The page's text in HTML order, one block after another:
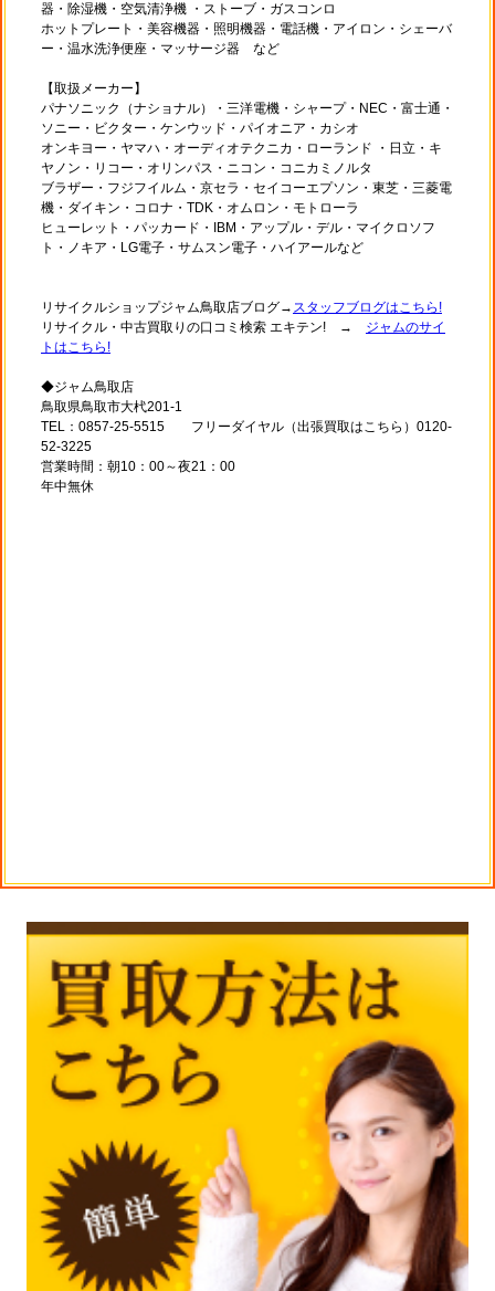
器・除湿機・空気清浄機 ・ストーブ・ガスコンロ
ホットプレート・美容機器・照明機器・電話機・アイロン・シェーバ
ー・温水洗浄便座・マッサージ器 など
【取扱メーカー】
パナソニック（ナショナル）・三洋電機・シャープ・NEC・富士通・
ソニー・ビクター・ケンウッド・パイオニア・カシオ
オンキヨー・ヤマハ・オーディオテクニカ・ローランド ・日立・キ
ヤノン・リコー・オリンパス・ニコン・コニカミノルタ
ブラザー・フジフイルム・京セラ・セイコーエプソン・東芝・三菱電
機・ダイキン・コロナ・TDK・オムロン・モトローラ
ヒューレット・パッカード・IBM・アップル・デル・マイクロソフ
ト・ノキア・LG電子・サムスン電子・ハイアールなど
リサイクルショップジャム鳥取店ブログ→ スタッフブログはこちら!
リサイクル・中古買取りの口コミ検索 エキテン! → ジャムのサイ
トはこちら!
◆ジャム鳥取店
鳥取県鳥取市大杙201-1
TEL：0857-25-5515 フリーダイヤル（出張買取はこちら）0120-
52-3225
営業時間：朝10：00～夜21：00
年中無休